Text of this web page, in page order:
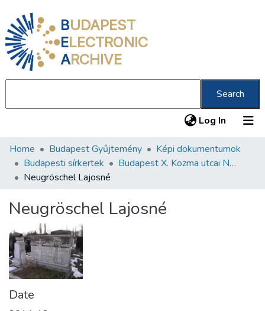
BUDAPEST
ELECTRONIC
ARCHIVE
Search
Log In (current)
Communities & Collections
All of DSpace
About us
Home Budapest Gyűjtemény
Képi dokumentumok
Budapesti sírkertek
Budapest X. Kozma utcai Neológ Zsidó Temető
Neugröschel Lajosné
Neugröschel Lajosné
Date